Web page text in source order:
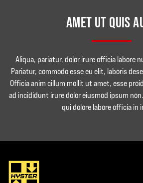
AMET UT QUIS
Aliqua, pariatur, dolor irure officia labore
Pariatur, commodo esse eu elit, laboris
Officia anim cillum mollit ut amet, esse
ad incididunt irure dolor eiusmod ipsum
qui dolore labore officia in